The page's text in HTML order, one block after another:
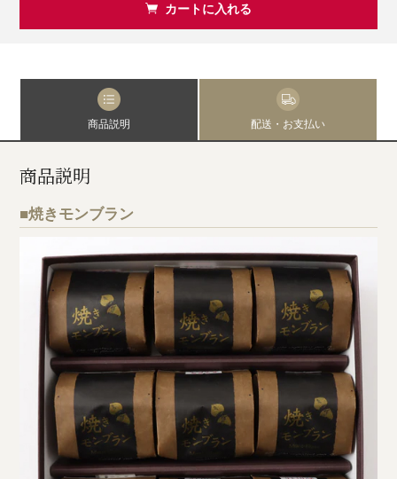
カートに入れる
商品説明 配送・お支払い
商品説明
■焼きモンブラン